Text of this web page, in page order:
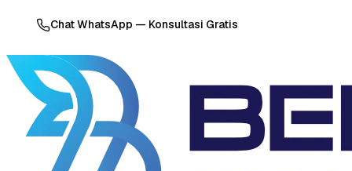
Chat WhatsApp — Konsultasi Gratis